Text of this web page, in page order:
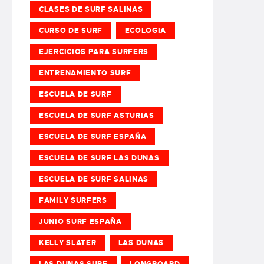
CLASES DE SURF SALINAS
CURSO DE SURF ECOLOGIA
EJERCICIOS PARA SURFERS
ENTRENAMIENTO SURF
ESCUELA DE SURF
ESCUELA DE SURF ASTURIAS
ESCUELA DE SURF ESPAÑA
ESCUELA DE SURF LAS DUNAS
ESCUELA DE SURF SALINAS
FAMILY SURFERS
JUNIO SURF ESPAÑA
KELLY SLATER LAS DUNAS